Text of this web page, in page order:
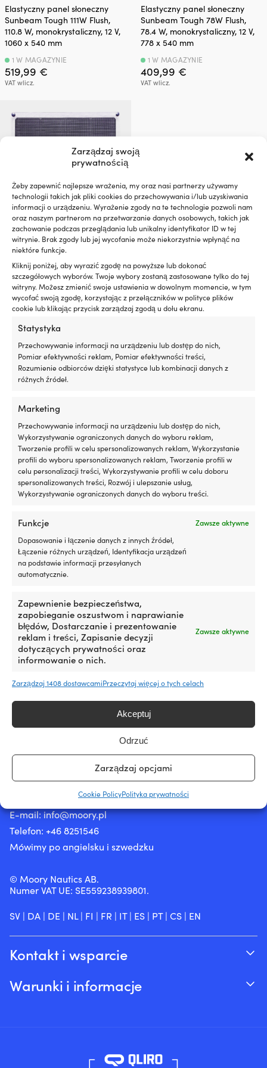
Zarządzaj swoją
prywatnością
Żeby zapewnić najlepsze wrażenia, my oraz nasi partnerzy używamy
technologii takich jak pliki cookies do przechowywania i/lub uzyskiwania
informacji o urządzeniu. Wyrażenie zgody na te technologie pozwoli nam
oraz naszym partnerom na przetwarzanie danych osobowych, takich jak
zachowanie podczas przeglądania lub unikalny identyfikator ID w tej
witrynie. Brak zgody lub jej wycofanie może niekorzystnie wpłynąć na
niektóre funkcje.
Kliknij poniżej, aby wyrazić zgodę na powyższe lub dokonać
szczegółowych wyborów. Twoje wybory zostaną zastosowane tylko do tej
witryny. Możesz zmienić swoje ustawienia w dowolnym momencie, w tym
wycofać swoją zgodę, korzystając z przełączników w polityce plików
cookie lub klikając przycisk zarządzaj zgodą u dołu ekranu.
Statystyka
Przechowywanie informacji na urządzeniu lub dostęp do nich,
Pomiar efektywności reklam, Pomiar efektywności treści,
Rozumienie odbiorców dzięki statystyce lub kombinacji danych z
różnych źródeł.
Marketing
Przechowywanie informacji na urządzeniu lub dostęp do nich,
Wykorzystywanie ograniczonych danych do wyboru reklam,
Tworzenie profili w celu spersonalizowanych reklam, Wykorzystanie
profili do wyboru spersonalizowanych reklam, Tworzenie profili w
celu personalizacji treści, Wykorzystywanie profili w celu doboru
spersonalizowanych treści, Rozwój i ulepszanie usług,
Wykorzystywanie ograniczonych danych do wyboru treści.
Funkcje
Zawsze aktywne
Dopasowanie i łączenie danych z innych źródeł,
Łączenie różnych urządzeń, Identyfikacja urządzeń
na podstawie informacji przesyłanych
automatycznie.
Zapewnienie bezpieczeństwa,
zapobieganie oszustwom i naprawianie
błędów, Dostarczanie i prezentowanie
reklam i treści, Zapisanie decyzji
dotyczących prywatności oraz
informowanie o nich.
Zawsze aktywne
Zarządzaj 1408 dostawcamiPrzeczytaj więcej o tych celach
Akceptuj
Odrzuć
Zarządzaj opcjami
Cookie PolicyPolityka prywatności
Elastyczny panel słoneczny
Sunbeam Tough 111W Flush,
110.8 W, monokrystaliczny, 12 V,
1060 x 540 mm
519,99 €
VAT wlicz.
1 W MAGAZYNIE
Elastyczny panel słoneczny
Sunbeam Tough 78W Flush,
78.4 W, monokrystaliczny, 12 V,
778 x 540 mm
409,99 €
VAT wlicz.
1 W MAGAZYNIE
Elastyczny panel słoneczny
Sunbeam Tough Carbon 55W,
55.4 W, monokrystaliczny, 12 V,
563 x 554 mm
589,99€
2 W MAGAZYNIE
Nasza gwarancja cenowa – to nie
może być prostsze
Kup teraz, porównaj cenę później.Nasza
gwarancja cenowa jest bardzo prosta:
dopasowujemy ceny do wszystkich sklepów na
całym świecie. Możesz spokojnie kupić swój sprzęt
już teraz – jeśli znajdziesz go taniej w innym
zakupie. Bez dziwnych warunków.
Dowiedz się więcej o naszej gwarancji
cenowej
Największy szwedzki sklep z akcesoriami żeglarskimi –
25 000 akcesoriów żeglarskich od 500 marek
4.7 / 5 na Trustpilot
Zamówienia złożone przed 12:30 są wysyłane tego
samego dnia i docierają do Polski w ciągu 3 dni
Prawdziwi eksperci żeglarscy pomogą Ci przed i po
E-mail:info@moory.pl
Telefon: +46 8251546
Mówimy po angielsku i szwedzku
© Moory Nautics AB.
Numer VAT UE: SE559238939801.
SV | DA | DE | NL| FI | FR | IT| ES | PT| CS | EN
Kontakt i wsparcie
Wyślij nam e-mail na adres info@moory.pl
Warunki i informacje
Zwroty i refundacje